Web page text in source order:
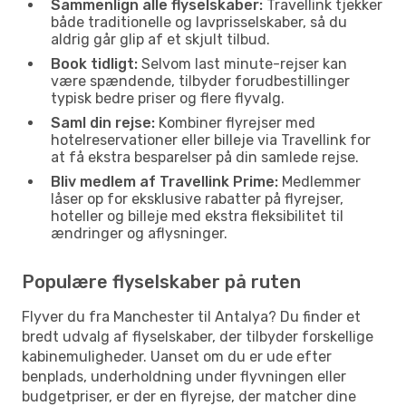
Sammenlign alle flyselskaber: Travellink tjekker
både traditionelle og lavprisselskaber, så du
aldrig går glip af et skjult tilbud.
Book tidligt: Selvom last minute-rejser kan
være spændende, tilbyder forudbestillinger
typisk bedre priser og flere flyvalg.
Saml din rejse: Kombiner flyrejser med
hotelreservationer eller billeje via Travellink for
at få ekstra besparelser på din samlede rejse.
Bliv medlem af Travellink Prime: Medlemmer
låser op for eksklusive rabatter på flyrejser,
hoteller og billeje med ekstra fleksibilitet til
ændringer og aflysninger.
Populære flyselskaber på ruten
Flyver du fra Manchester til Antalya? Du finder et
bredt udvalg af flyselskaber, der tilbyder forskellige
kabinemuligheder. Uanset om du er ude efter
benplads, underholdning under flyvningen eller
budgetpriser, er der en flyrejse, der matcher dine